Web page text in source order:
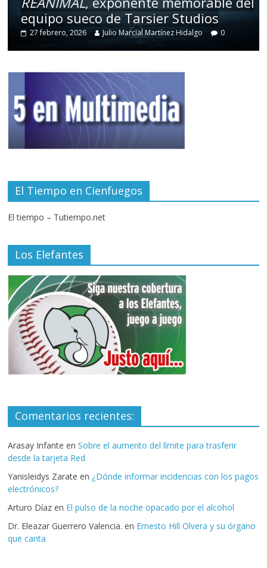
equipo sueco de Tarsier Studios
27 febrero, 2026 Julio Marcial Martínez Hidalgo 0
El Tiempo en Cienfuegos
El tiempo – Tutiempo.net
Los Elefantes
Comentarios recientes:
Arasay Infante enSobre el aumento del límite para trasferir
desde la tarjeta Red
Yanisleidys Zarate en ¿Dónde informar incidencias con los pagos
electrónicos?
Arturo Díaz en El pulso de la noche opacado por el alcohol
Dr. Eleazar Guerrero Valencia. en Ernesto Hill Olvera y su órgano
que canta